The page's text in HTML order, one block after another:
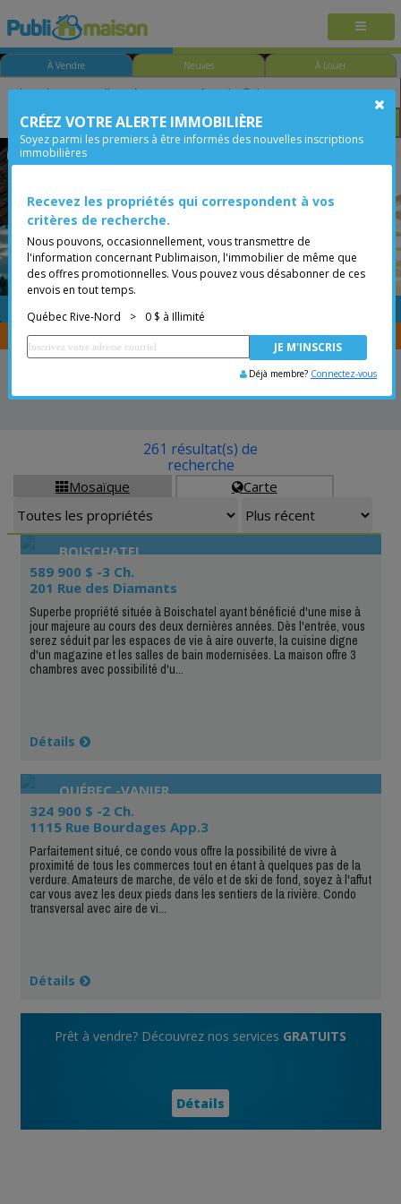
À Vendre Neuves À Louer
Chambre Prix
Québec - Saint-Sauveur
Placer une annonce
Vous êtes courtier, transférer vos propriétés avecCENTRIS
Mosaïque Carte
261 résultat(s) de
recherche
BOISCHATEL
589 900 $ -3 Ch.
201 Rue des Diamants
Superbe propriété située à Boischatel ayant bénéficié d'une mise à
jour majeure au cours des deux dernières années. Dès l'entrée, vous
serez séduit par les espaces de vie à aire ouverte, la cuisine digne
d'un magazine et les salles de bain modernisées. La maison offre 3
chambres avec possibilité d'u...
Détails
QUÉBEC -VANIER
324 900 $ -2 Ch.
1115 Rue Bourdages App.3
Parfaitement situé, ce condo vous offre la possibilité de vivre à
proximité de tous les commerces tout en étant à quelques pas de la
verdure. Amateurs de marche, de vélo et de ski de fond, soyez à l'affut
car vous avez les deux pieds dans les sentiers de la rivière. Condo
transversal avec aire de vi...
Détails
Prêt à vendre? Découvrez nos services GRATUITS
Détails
CRÉEZ VOTRE ALERTE IMMOBILIÈRE
Soyez parmi les premiers à être informés des nouvelles inscriptions
immobilières
Recevez les propriétés qui correspondent à vos
critères de recherche.
Nous pouvons, occasionnellement, vous transmettre de
l'information concernant Publimaison, l'immobilier de même que
des offres promotionnelles. Vous pouvez vous désabonner de ces
envois en tout temps.
Québec Rive-Nord
> 0 $ à Illimité
Déjà membre? Connectez-vous